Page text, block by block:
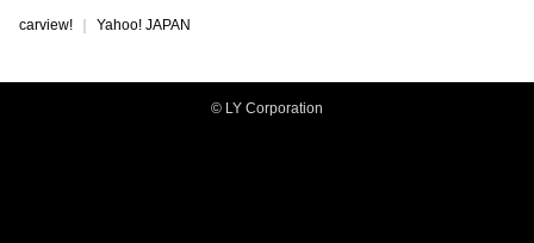
carview! Yahoo! JAPAN
© LY Corporation